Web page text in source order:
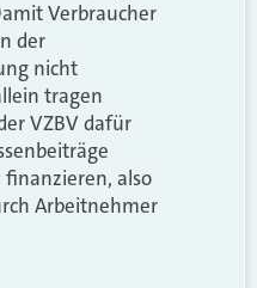
Verbraucher
der
nicht
tragen
VZBV dafür
also
Arbeitnehmer